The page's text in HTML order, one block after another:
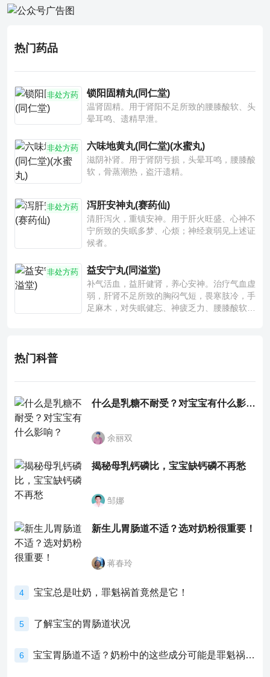
热门药品
非处方药 锁阳固精丸(同仁堂)
温肾固精。用于肾阳不足所致的腰膝酸软、头
晕耳鸣、遗精早泄。
非处方药 六味地黄丸(同仁堂)(水蜜丸)
滋阴补肾。用于肾阴亏损，头晕耳鸣，腰膝酸
软，骨蒸潮热，盗汗遗精。
非处方药 泻肝安神丸(赛药仙)
清肝泻火，重镇安神。用于肝火旺盛、心神不
宁所致的失眠多梦、心烦；神经衰弱见上述证
候者。
非处方药 益安宁丸(同溢堂)
补气活血，益肝健肾，养心安神。治疗气血虚
弱，肝肾不足所致的胸闷气短，畏寒肢冷，手
足麻木，对失眠健忘、神疲乏力、腰膝酸软也
热门科普
什么是乳糖不耐受？对宝宝有什么影响？
余丽双
揭秘母乳钙磷比，宝宝缺钙磷不再愁
邹娜
新生儿胃肠道不适？选对奶粉很重要！
蒋春玲
4 宝宝总是吐奶，罪魁祸首竟然是它！
5 了解宝宝的胃肠道状况
6 宝宝胃肠道不适？奶粉中的这些成分可能是罪魁祸首！